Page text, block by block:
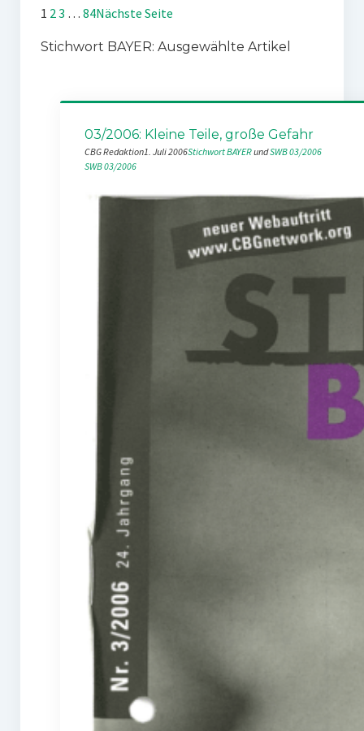
1 23 … 84Nächste Seite
Stichwort BAYER: Ausgewählte Artikel
03/2006: Kleine Teile, große Gefahr
CBG Redaktion1. Juli 2006Stichwort BAYER und SWB 03/2006
SWB 03/2006